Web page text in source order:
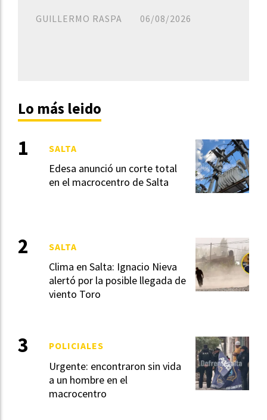
GUILLERMO RASPA 06/08/2026
Lo más leido
Edesa anunció un corte total
en el macrocentro de Salta
SALTA
Clima en Salta: Ignacio Nieva
alertó por la posible llegada de
viento Toro
SALTA
Urgente: encontraron sin vida
a un hombre en el
macrocentro
POLICIALES